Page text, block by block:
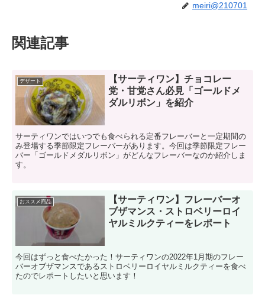
meiri@210701
関連記事
デザート
【サーティワン】チョコレー
党・甘党さん必見「ゴールドメ
ダルリボン」を紹介
サーティワンではいつでも食べられる定番フレーバーと一定期間の
み登場する季節限定フレーバーがあります。今回は季節限定フレー
バー「ゴールドメダルリボン」がどんなフレーバーなのか紹介しま
す。
おススメ商品
【サーティワン】フレーバーオ
ブザマンス・ストロベリーロイ
ヤルミルクティーをレポート
今回はずっと食べたかった！サーティワンの2022年1月期のフレー
バーオブザマンスであるストロベリーロイヤルミルクティーを食べ
たのでレポートしたいと思います！